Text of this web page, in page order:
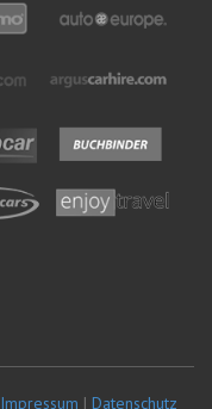
Impressum | Datenschutz